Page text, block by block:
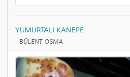
YUMURTALI KANEPE
- BÜLENT OSMA